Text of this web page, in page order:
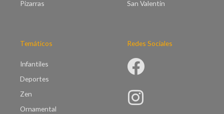
Pizarras
San Valentín
Temáticos
Infantiles
Deportes
Zen
Ornamental
Redes Sociales